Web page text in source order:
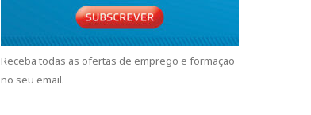
Receba todas as ofertas de emprego e formação
no seu email.